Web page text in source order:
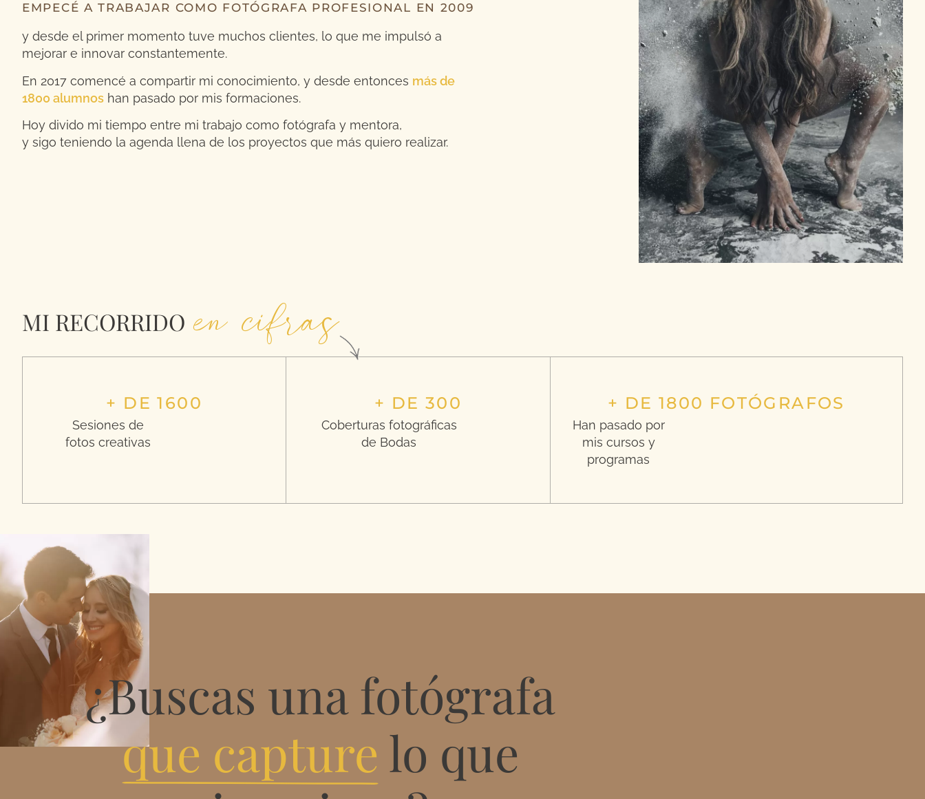
EMPECÉ A TRABAJAR COMO FOTÓGRAFA PROFESIONAL EN 2009
y desde el primer momento tuve muchos clientes, lo que me impulsó a
mejorar e innovar constantemente.
En 2017 comencé a compartir mi conocimiento, y desde entonces más de
1800 alumnos han pasado por mis formaciones.
Hoy divido mi tiempo entre mi trabajo como fotógrafa y mentora,
y sigo teniendo la agenda llena de los proyectos que más quiero realizar.
MI RECORRIDO en cifras
+ DE 1600
Sesiones de
fotos creativas
+ DE 300
Coberturas fotográficas
de Bodas
+ DE 1800 FOTÓGRAFOS
Han pasado por
mis cursos y
programas
¿Buscas una fotógrafa
que capture lo que